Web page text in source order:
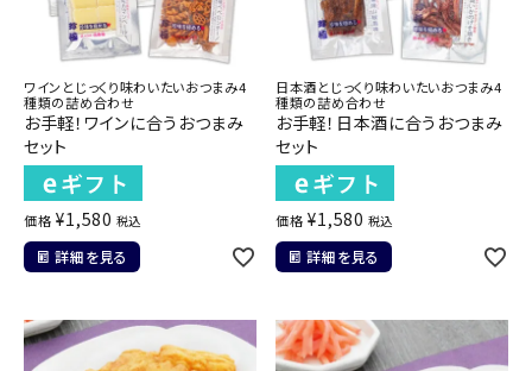
ワインとじっくり味わいたいおつまみ4
種類の詰め合わせ
お手軽！ワインに合うおつまみ
セット
価格 ¥1,580 税込
詳細を見る
日本酒とじっくり味わいたいおつまみ4
種類の詰め合わせ
お手軽！日本酒に合うおつまみ
セット
価格 ¥1,580 税込
詳細を見る